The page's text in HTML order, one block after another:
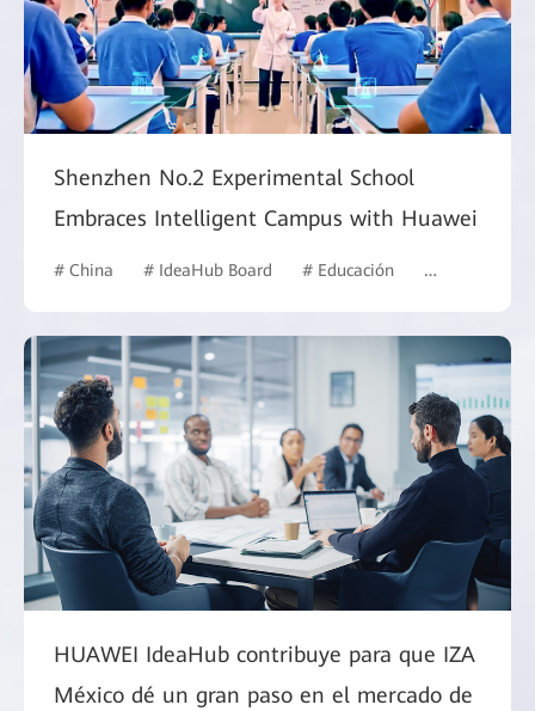
Shenzhen No.2 Experimental School
Embraces Intelligent Campus with Huawei
# China # IdeaHub Board # Educación # Campus
HUAWEI IdeaHub contribuye para que IZA
México dé un gran paso en el mercado de